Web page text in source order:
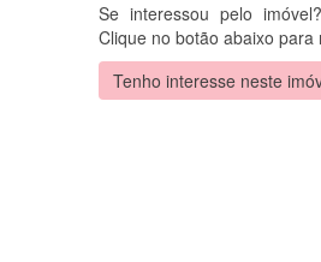
Se interessou pelo
Clique no botão abaixo
Tenho interesse neste